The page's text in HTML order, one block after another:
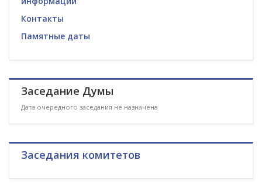
Контакты
Памятные даты
Заседание Думы
Дата очередного заседания не назначена
Заседания комитетов